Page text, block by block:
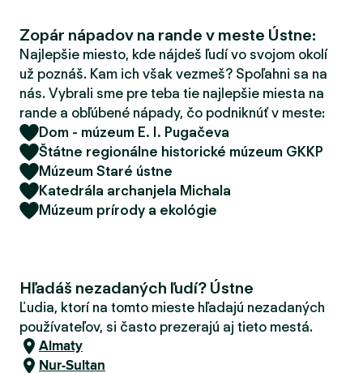
d
e
r
Zopár nápadov na rande v meste Ústne:
Najlepšie miesto, kde nájdeš ľudí vo svojom okolí
už poznáš. Kam ich však vezmeš? Spoľahni sa na
nás. Vybrali sme pre teba tie najlepšie miesta na
rande a obľúbené nápady, čo podniknúť v meste:
Dom - múzeum E. I. Pugačeva
Štátne regionálne historické múzeum GKKP
Múzeum Staré ústne
Katedrála archanjela Michala
Múzeum prírody a ekológie
Hľadáš nezadaných ľudí? Ústne
Ľudia, ktorí na tomto mieste hľadajú nezadaných
používateľov, si často prezerajú aj tieto mestá.
Almaty
Nur-Sultan